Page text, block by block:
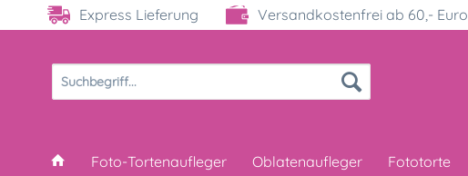
Express Lieferung Versandkostenfrei ab 60,- Euro
Foto-Tortenaufleger Oblatenaufleger Fototorte